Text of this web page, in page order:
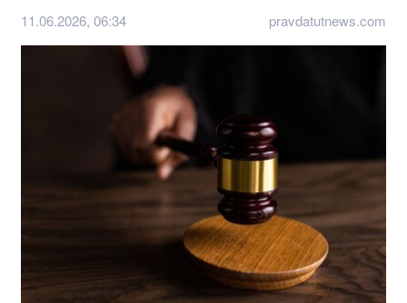
11.06.2026, 06:34 pravdatutnews.com